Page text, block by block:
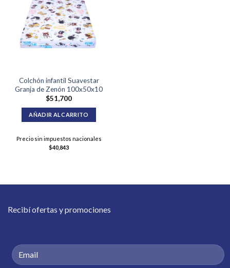
Colchón infantil Suavestar
Granja de Zenón 100x50x10
$51,700
AÑADIR AL CARRITO
Precio sin impuestos nacionales
$40,843
Recibí ofertas y promociones